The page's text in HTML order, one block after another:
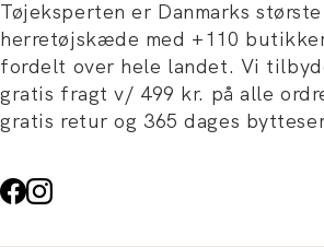
Tøjeksperten er Danmarks største
herretøjskæde med +110
fordelt over hele landet. Vi
gratis fragt v/ 499 kr. på alle
gratis retur og 365 dages